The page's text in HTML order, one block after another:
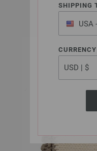
SHIPPING
USA
of
CURRENCY